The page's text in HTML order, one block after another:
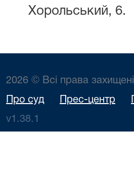
Хорольський, 6.
2026 © Всі права захищені
Про суд Прес-центр
v1.38.1